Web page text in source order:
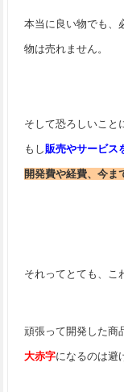
本当に良い物でも、
物は売れません。
そして恐ろしいこと
もし販売やサービス
開発費や経費、今ま
それってとても、こ
頑張って開発した商
大赤字になるのは避